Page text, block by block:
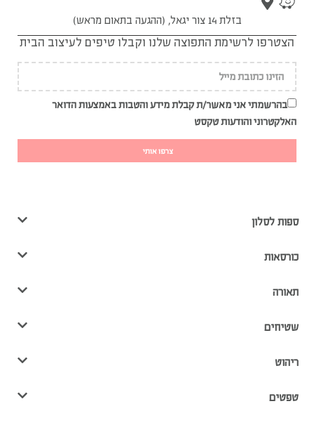
בזלת 14 צור יגאל, (ההגעה בתאום מראש)
הצטרפו לרשימת התפוצה שלנו וקבלו טיפים לעיצוב הבית
בהרשמתי אני מאשר/ת קבלת מידע והטבות באמצעות הדואר
האלקטרוני והודעות טקסט
צרפו אותי
ספות לסלון
כורסאות
תאורה
שטיחים
ריהוט
טפטים